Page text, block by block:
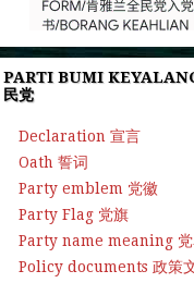
PARTI BUMI
民党
Declaration 宣言
Oath 誓词
Party emblem 党徽
Party Flag 党旗
Party name meaning 党
Policy documents 政策